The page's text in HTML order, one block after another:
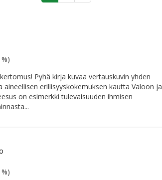
hinta
Pyhä kirja kuvaa vertauskuvin yhden
aineellisen erillisyyskokemuksen kautta Valoon ja
on esimerkki tulevaisuuden ihmisen
hinta